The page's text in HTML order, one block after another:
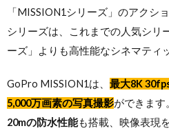
「MISSION1シリーズ」のアクシ
シリーズは、これまでの人気シリ
ーズ」よりも高性能なシネマティ
GoPro MISSION1は、 最大8K
5,000万画素の写真撮影ができます
20mの防水性能も搭載、映像表現